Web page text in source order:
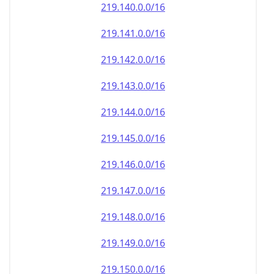
219.140.0.0/16
219.141.0.0/16
219.142.0.0/16
219.143.0.0/16
219.144.0.0/16
219.145.0.0/16
219.146.0.0/16
219.147.0.0/16
219.148.0.0/16
219.149.0.0/16
219.150.0.0/16